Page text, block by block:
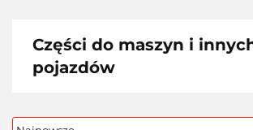
Części do maszyn i
pojazdów